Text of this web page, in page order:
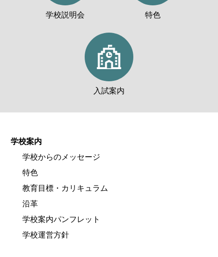
学校説明会 特色
入試案内
学校案内
学校からのメッセージ
特色
教育目標・カリキュラム
沿革
学校案内パンフレット
学校運営方針